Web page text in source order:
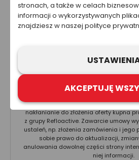
Całkowity koszt
5.44 zł
żadnym wypadku informacje zawarte
być wykorzystywane ani traktowane
natomiast mogą być traktowane
nakłanianie do złożenia oferty kupna
z grupy Refloactive. Zawarcie umowy
ustaleń, np. złożenia zamówienia i
sobie prawo do aktualizacji,
anulowania dowolnej części strony
niej informacji.
stronach, a także w celach
informacji o wykorzystywanych
znajdziesz w naszej polityce
AKCEPTUJĘ